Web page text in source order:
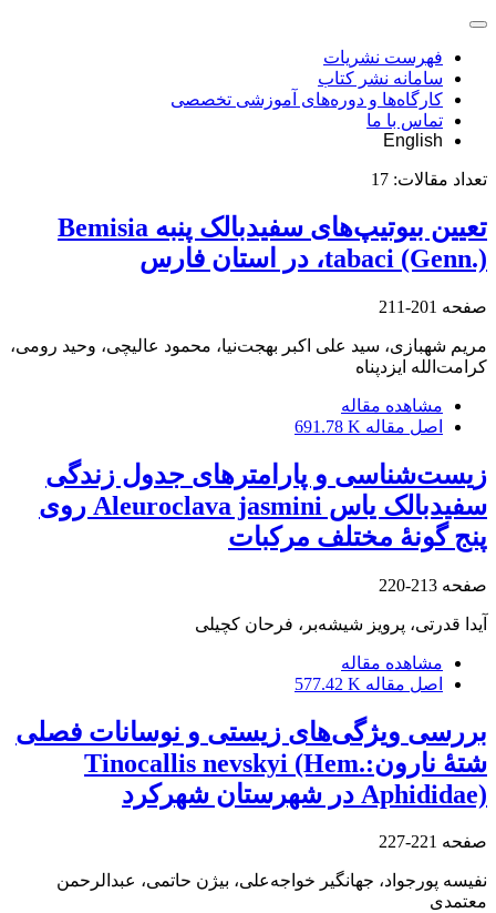
فهرست نشریات
سامانه نشر کتاب
کارگاه‌ها و دوره‌های آموزشی تخصصی
تماس با ما
English
تعداد مقالات: 17
تعیین بیوتیپ‌های سفیدبالک پنبه Bemisia
tabaci (Genn.)، در استان فارس
صفحه 201-211
مریم شهبازی، سید علی اکبر بهجت‌نیا، محمود عالیچی، وحید رومی،
کرامت‌الله ایزدپناه
مشاهده مقاله
اصل مقاله 691.78 K
زیست‌شناسی و پارامترهای جدول زندگی
سفیدبالک یاس Aleuroclava jasmini روی
پنج گونۀ مختلف مرکبات
صفحه 213-220
آیدا قدرتی، پرویز شیشه‌بر، فرحان کچیلی
مشاهده مقاله
اصل مقاله 577.42 K
بررسی ویژگی‌های زیستی و نوسانات فصلی
شتۀ نارونTinocallis nevskyi (Hem.:
Aphididae) در شهرستان شهرکرد
صفحه 221-227
نفیسه پورجواد، جهانگیر خواجه‌علی، بیژن حاتمی، عبدالرحمن
معتمدی